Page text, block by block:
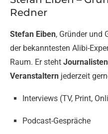
Redner
Stefan Eiben, Gründer und
der bekanntesten Alibi-
Raum. Er steht
Veranstaltern jederzeit
Interviews (TV, Print,
Podcast-Gespräche